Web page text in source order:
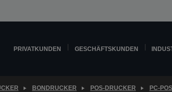
PRIVATKUNDEN GESCHÄFTSKUNDEN
BONDRUCKER POS-DRUCKER PC-